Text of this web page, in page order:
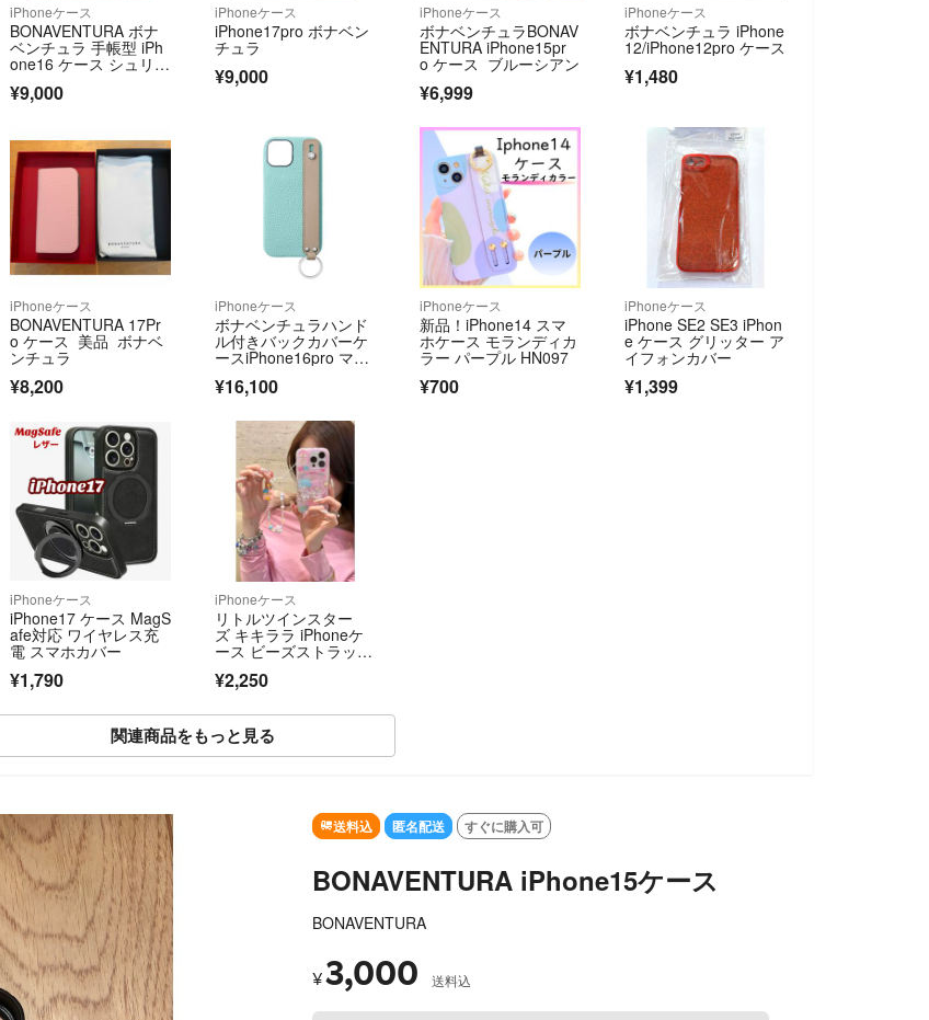
iPhoneケース
BONAVENTURA ボナ
ベンチュラ 手帳型 iPh
one16 ケース シュリン
クレザー
¥9,000
iPhoneケース
iPhone17pro ボナベン
チュラ
¥9,000
iPhoneケース
ボナベンチュラBONAV
ENTURA iPhone15pr
o ケース ブルーシアン
¥6,999
iPhoneケース
ボナベンチュラ iPhone
12/iPhone12pro ケース
¥1,480
iPhoneケース
BONAVENTURA 17Pr
o ケース 美品 ボナベ
ンチュラ
¥8,200
iPhoneケース
ボナベンチュラハンド
ル付きバックカバーケ
ースiPhone16pro マー
¥16,100
iPhoneケース
新品！iPhone14 スマ
ホケース モランディカ
ラー パープル HN097
¥700
iPhoneケース
iPhone SE2 SE3 iPhon
e ケース グリッター ア
イフォンカバー
¥1,399
iPhoneケース
iPhone17 ケース MagS
afe対応 ワイヤレス充
電 スマホカバー
¥1,790
iPhoneケース
リトルツインスター
ズ キキララ iPhoneケ
ース ビーズストラップ
¥2,250
関連商品をもっと見る
送料込 匿名配送 すぐに購入可
BONAVENTURA iPhone15ケース
BONAVENTURA
¥3,000 送料込